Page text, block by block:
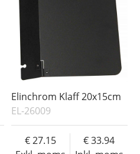
Elinchrom Klaff 20x15cm
EL-26009
27.15
33.94